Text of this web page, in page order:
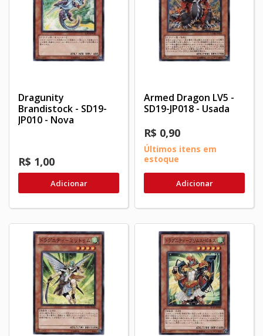
Dragunity
Brandistock - SD19-
JP010 - Nova
R$ 1,00
Adicionar
Armed Dragon LV5 -
SD19-JP018 - Usada
R$ 0,90
Últimos itens em
estoque
Adicionar